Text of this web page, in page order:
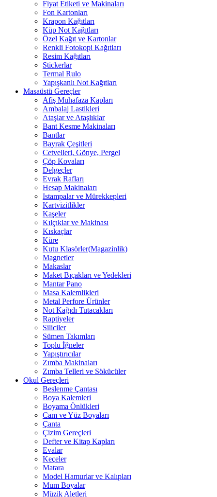
Fiyat Etiketi ve Makinaları
Fon Kartonları
Krapon Kağıtları
Küp Not Kağıtları
Özel Kağıt ve Kartonlar
Renkli Fotokopi Kağıtları
Resim Kağıtları
Stickerlar
Termal Rulo
Yapışkanlı Not Kağıtları
Masaüstü Gereçler
Afiş Muhafaza Kapları
Ambalaj Lastikleri
Ataşlar ve Ataşlıklar
Bant Kesme Makinaları
Bantlar
Bayrak Çeşitleri
Cetvelleri, Gönye, Pergel
Çöp Kovaları
Delgeçler
Evrak Rafları
Hesap Makinaları
Istampalar ve Mürekkepleri
Kartvizitlikler
Kaşeler
Kılçıklar ve Makinası
Kıskaçlar
Küre
Kutu Klasörler(Magazinlik)
Magnetler
Makaslar
Maket Bıçakları ve Yedekleri
Mantar Pano
Masa Kalemlikleri
Metal Perfore Ürünler
Not Kağıdı Tutacakları
Raptiyeler
Siliciler
Sümen Takımları
Toplu İğneler
Yapıştırıcılar
Zımba Makinaları
Zımba Telleri ve Sökücüler
Okul Gereçleri
Beslenme Çantası
Boya Kalemleri
Boyama Önlükleri
Cam ve Yüz Boyaları
Çanta
Çizim Gereçleri
Defter ve Kitap Kapları
Evalar
Keçeler
Matara
Model Hamurlar ve Kalıpları
Mum Boyalar
Müzik Aletleri